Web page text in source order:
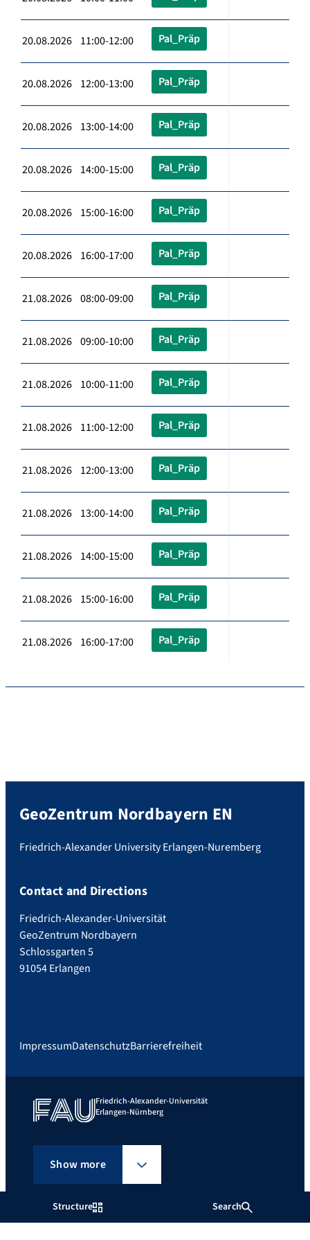
Structure Search
20.08.2026 11:00-12:00 Pal_Präp
20.08.2026 12:00-13:00 Pal_Präp
20.08.2026 13:00-14:00 Pal_Präp
20.08.2026 14:00-15:00 Pal_Präp
20.08.2026 15:00-16:00 Pal_Präp
20.08.2026 16:00-17:00 Pal_Präp
21.08.2026 08:00-09:00 Pal_Präp
21.08.2026 09:00-10:00 Pal_Präp
21.08.2026 10:00-11:00 Pal_Präp
21.08.2026 11:00-12:00 Pal_Präp
21.08.2026 12:00-13:00 Pal_Präp
21.08.2026 13:00-14:00 Pal_Präp
21.08.2026 14:00-15:00 Pal_Präp
21.08.2026 15:00-16:00 Pal_Präp
21.08.2026 16:00-17:00 Pal_Präp
GeoZentrum Nordbayern EN
Friedrich-Alexander University Erlangen-Nuremberg
Contact and Directions
Friedrich-Alexander-Universität
GeoZentrum Nordbayern
Schlossgarten 5
91054 Erlangen
ImpressumDatenschutzBarrierefreiheit
Friedrich-Alexander-Universität
Erlangen-Nürnberg
Show more